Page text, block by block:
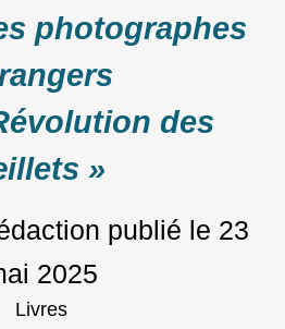
photographes
des
»
publié le 23
2025
Livres